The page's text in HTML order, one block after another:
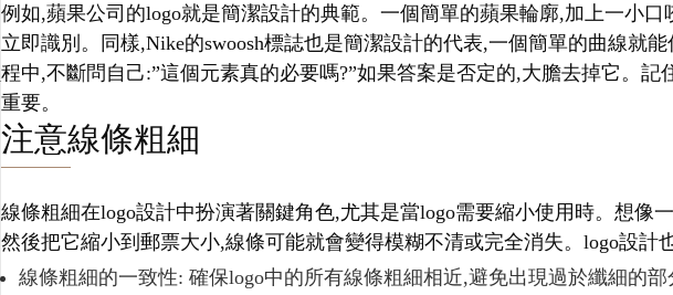
例如,蘋果公司的logo就是簡潔設計的典範。一個簡單的蘋果輪廓,加上一小
立即識別。同樣,Nike的swoosh標誌也是簡潔設計的代表,一個簡單的曲線就
程中,不斷問自己:”這個元素真的必要嗎?”如果答案是否定的,大膽去掉它。記
重要。
注意線條粗細
線條粗細在logo設計中扮演著關鍵角色,尤其是當logo需要縮小使用時。想像
然後把它縮小到郵票大小,線條可能就會變得模糊不清或完全消失。logo設計
線條粗細的一致性: 確保logo中的所有線條粗細相近,避免出現過於纖細的部